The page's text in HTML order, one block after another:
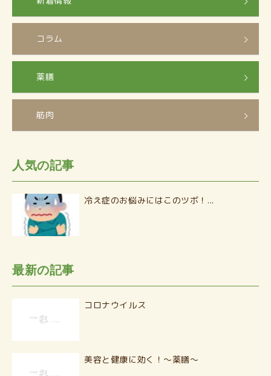
コラム
薬膳
筋肉
人気の記事
冷え症のお悩みにはこのツボ！...
最新の記事
コロナウイルス
美容と健康に効く！〜薬膳〜